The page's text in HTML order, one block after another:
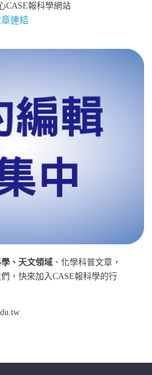
CASE報科學網站
章連結
、天文領域 、化學科普文章，
，快來加入CASE報科學的行